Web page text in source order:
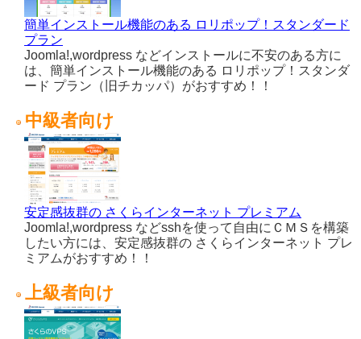
簡単インストール機能のある ロリポップ！スタンダード
プラン
Joomla!,wordpress などインストールに不安のある方に
は、簡単インストール機能のある ロリポップ！スタンダ
ード プラン（旧チカッパ）がおすすめ！！
中級者向け
安定感抜群の さくらインターネット プレミアム
Joomla!,wordpress などsshを使って自由にＣＭＳを構築
したい方には、安定感抜群の さくらインターネット プレ
ミアムがおすすめ！！
上級者向け